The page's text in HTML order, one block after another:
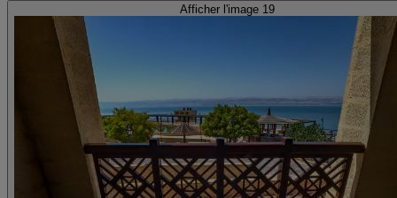
Afficher l'image 19